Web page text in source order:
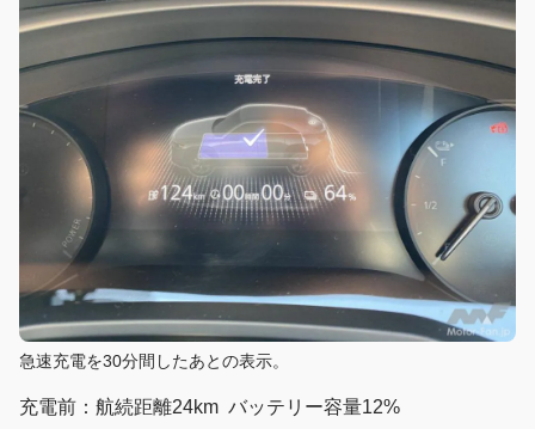
急速充電を30分間したあとの表示。
充電前：航続距離24km バッテリー容量12%